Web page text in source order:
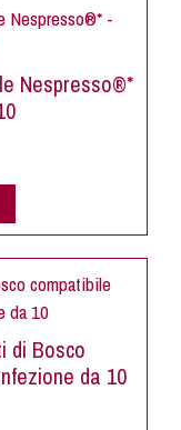
Nespresso®*
di Bosco
da 10